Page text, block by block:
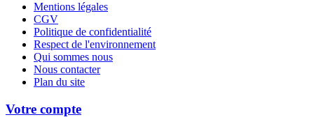
Mentions légales
CGV
Politique de confidentialité
Respect de l'environnement
Qui sommes nous
Nous contacter
Plan du site
Votre compte